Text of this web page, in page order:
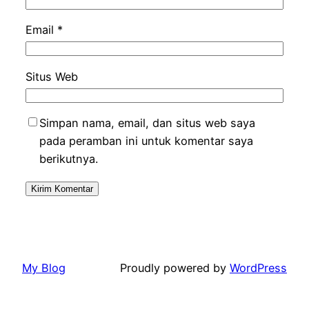
Email *
Situs Web
Simpan nama, email, dan situs web saya
pada peramban ini untuk komentar saya
berikutnya.
My Blog Proudly powered by WordPress